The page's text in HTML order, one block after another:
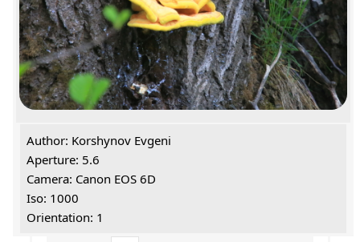
Author: Korshynov Evgeni
Aperture: 5.6
Camera: Canon EOS 6D
Iso: 1000
Orientation: 1